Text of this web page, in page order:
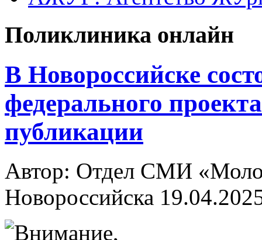
Поликлиника онлайн
В Новороссийске
федерального
публикации
Автор: Отдел СМИ
Новороссийска